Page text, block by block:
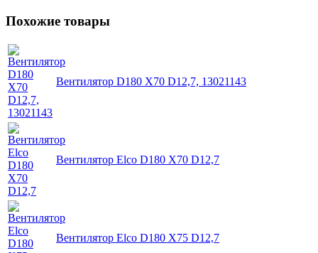
Похожие товары
Вентилятор D180 X70 D12,7, 13021143
Вентилятор Elco D180 X70 D12,7
Вентилятор Elco D180 X75 D12,7